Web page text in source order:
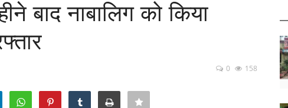
बाद नाबालिग को किया
0 158